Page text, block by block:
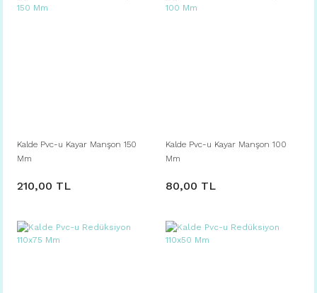
Kalde Pvc-u Kayar Manşon 150
Mm
210,00 TL
Kalde Pvc-u Kayar Manşon 100
Mm
80,00 TL